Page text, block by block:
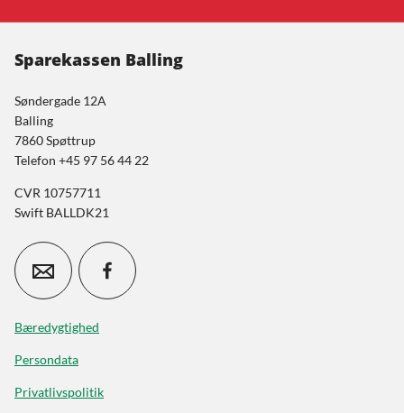
Sparekassen Balling
Søndergade 12A
Balling
7860 Spøttrup
Telefon +45 97 56 44 22
CVR 10757711
Swift BALLDK21
Bæredygtighed
Persondata
Privatlivspolitik